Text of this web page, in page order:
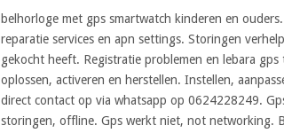
belhorloge met gps smartwatch kinderen en
reparatie services en apn settings. Storingen
gekocht heeft. Registratie problemen en lebara
oplossen, activeren en herstellen. Instellen,
direct contact op via whatsapp op 0624228249.
storingen, offline. Gps werkt niet, not networking.